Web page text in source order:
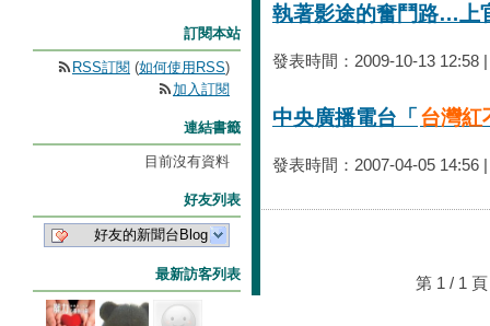
執著影途的奮鬥路…上
發表時間：2009-10-13 12:58
中央廣播電台「 台灣紅
發表時間：2007-04-05 14:56
第 1 / 1
訂閱本站
RSS訂閱 (如何使用RSS)
加入訂閱
連結書籤
目前沒有資料
好友列表
好友的新聞台Blog
最新訪客列表